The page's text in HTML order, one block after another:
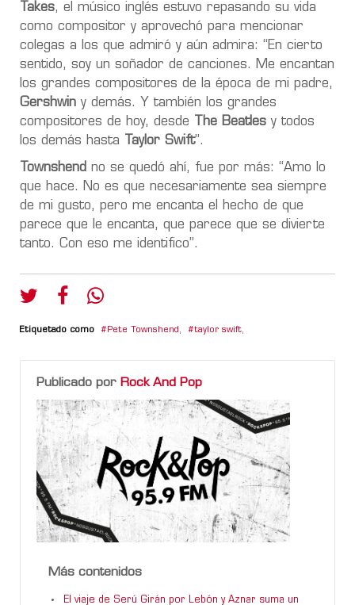
Takes, el músico inglés estuvo repasando su vida
como compositor y aprovechó para mencionar
colegas a los que admiró y aún admira: “En cierto
sentido, soy un soñador de canciones. Me encantan
los grandes compositores de la época de mi padre,
Gershwin y demás. Y también los grandes
compositores de hoy, desde The Beatles y todos
los demás hasta
Taylor Swift”.
Townshend no se quedó ahí, fue por más: “Amo lo
que hace. No es que necesariamente sea siempre
de mi gusto, pero me encanta el hecho de que
parece que le encanta, que parece que se divierte
tanto. Con eso me identifico”.
Etiquetado como Pete Townshend , taylor swift,
Publicado por Rock And Pop
Más contenidos
El viaje de Serú Girán por Lebón y Aznar suma un